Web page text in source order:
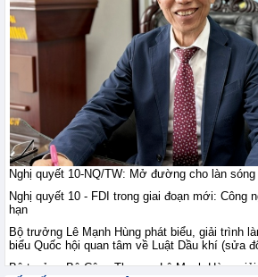
Thị trường nông
giới ngày 10/8:
tăng do rủi ro Biển
ngô, đậu tương
nhẹ; đường tăng mạnh
Tin hàng hoá thế giới - Thứ hai, 10-8-2026
Tham gia sâu thị
công nghiệp chế
Lan: Doanh nghiệp
Hội nhập - Thứ hai, 10-8-2026
Việt Nam - Australia:
chương hợp tác
Nghị quyết 10-NQ/TW: Mở đường cho làn
Nghị quyết 10 - FDI trong giai đoạn mới: Công
hạn
Bộ trưởng Lê Mạnh Hùng phát biểu, giải trình
biểu Quốc hội quan tâm về Luật Dầu khí (sửa
Bộ trưởng Bộ Công Thương Lê Mạnh Hùng